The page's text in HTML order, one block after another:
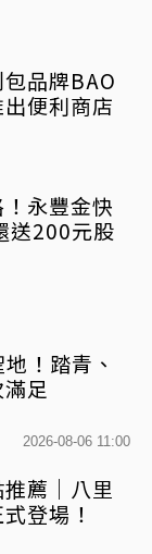
品牌BAO
便利商店
永豐金快
送200元股
！踏青、
足
2026-08-06 11:00
薦｜八里
登場！